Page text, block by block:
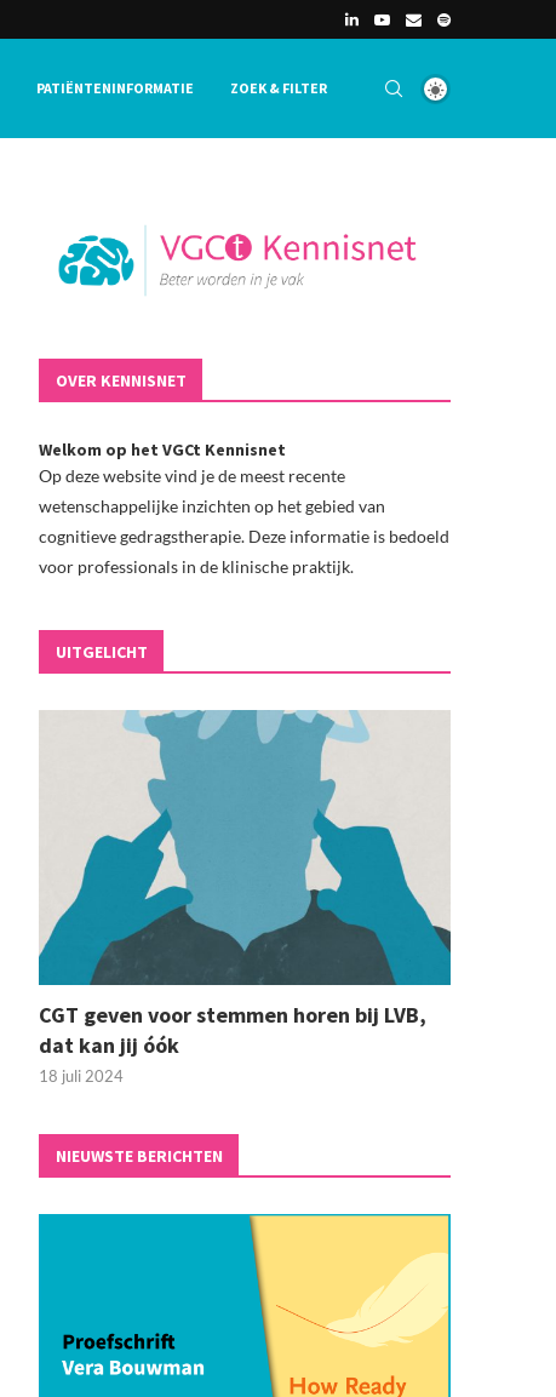
PATIËNTENINFORMATIE ZOEK & FILTER
OVER KENNISNET
Welkom op het VGCt Kennisnet
Op deze website vind je de meest recente
wetenschappelijke inzichten op het gebied van
cognitieve gedragstherapie. Deze informatie is bedoeld
voor professionals in de klinische praktijk.
UITGELICHT
CGT geven voor stemmen horen bij LVB,
dat kan jij óók
18 juli 2024
NIEUWSTE BERICHTEN